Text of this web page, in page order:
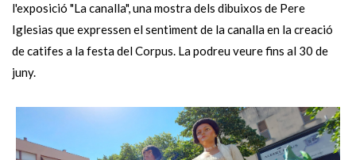
l'exposició "La canalla", una mostra dels dibuixos de Pere
Iglesias que expressen el sentiment de la canalla en la creació
de catifes a la festa del Corpus. La podreu veure fins al 30 de
juny.